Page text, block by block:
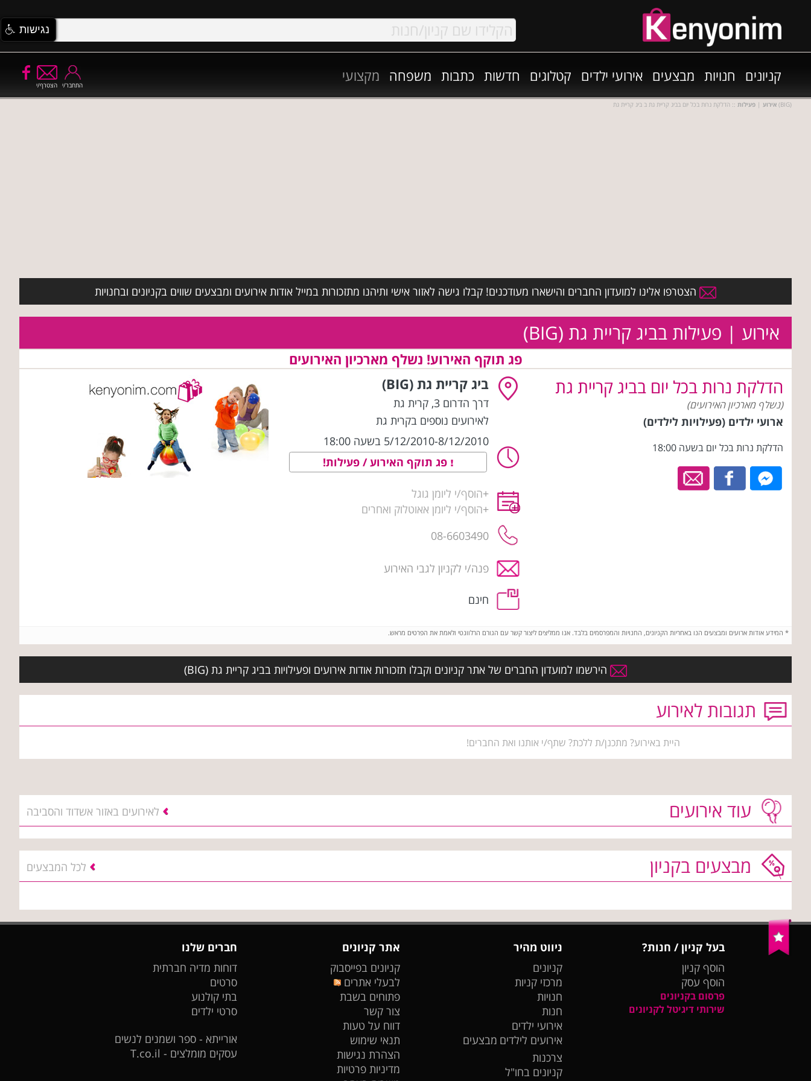
קניונים חנויות מבצעים אירועי ילדים קטלוגים חדשות כתבות משפחה מקצועי
הצטרף/י התחבר/י
אירוע | פעילות :: הדלקת נרות בכל יום בביג קריית גת ב ביג קריית גת (BIG)
הצטרפו אלינו למועדון החברים והישארו מעודכנים! קבלו גישה לאזור אישי ותיהנו מתזכורות במייל אודות אירועים ומבצעים שווים בקניונים ובחנויות
אירוע | פעילות בביג קריית גת (BIG)
פג תוקף האירוע! נשלף מארכיון האירועים
הדלקת נרות בכל יום בביג קריית גת
(נשלף מארכיון האירועים)
ארועי ילדים (פעילויות לילדים)
הדלקת נרות בכל יום בשעה 18:00
ביג קריית גת (BIG)
דרך הדרום 3 , קרית גת
לאירועים נוספים בקרית גת
5/12/2010-8/12/2010 בשעה 18:00
פג תוקף האירוע / פעילות!
+הוסף/י ליומן גוגל
+הוסף/י ליומן אאוטלוק ואחרים
08-6603490
פנה/י לקניון לגבי האירוע
חינם
* המידע אודות ארועים ומבצעים הנו באחריות הקניונים, החנויות והמפרסמים בלבד. אנו ממליצים ליצור קשר עם הגורם הרלוונטי ולאמת את הפרטים מראש.
הירשמו למועדון החברים של אתר קניונים וקבלו תזכורות אודות אירועים ופעילויות בביג קריית גת (BIG)
תגובות לאירוע
היית באירוע? מתכנן/ת ללכת? שתף/י אותנו ואת החברים!
עוד אירועים לאירועים באזור אשדוד והסביבה
מבצעים בקניון לכל המבצעים
בעל קניון / חנות?
הוסף קניון
הוסף עסק
פרסום בקניונים
שירותי דיגיטל לקניונים
ניווט מהיר
קניונים
מרכזי קניות
חנויות
חנות
אירועי ילדים
אירועים לילדים מבצעים
צרכנות
קניונים בחו"ל
אתר קניונים
קניונים בפייסבוק
לבעלי אתרים
פתוחים בשבת
צור קשר
דווח על טעות
תנאי שימוש
הצהרת נגישות
מדיניות פרטיות
חברים שלנו
דוחות מדיה חברתית
סרטים
בתי קולנוע
סרטי ילדים
אורייתא - ספר ושמנים לנשים
עסקים מומלצים - T.co.il
נגישות